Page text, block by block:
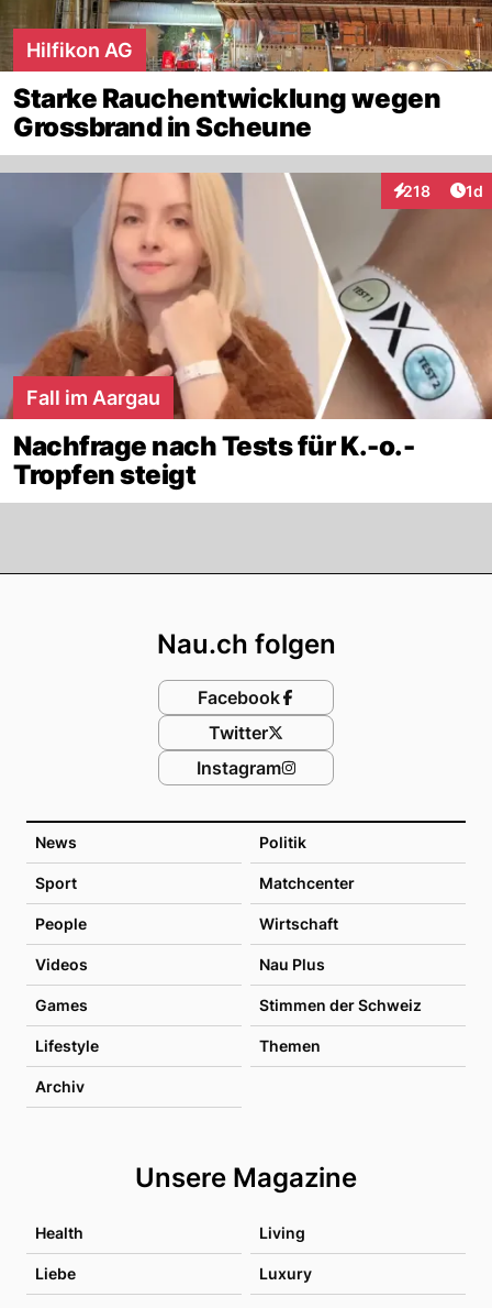
Hilfikon AG
Starke Rauchentwicklung wegen
Grossbrand in Scheune
218
Interaktionen
1d
Fall im Aargau
Nachfrage nach Tests für K.-o.-
Tropfen steigt
News Politik
Sport Matchcenter
People Wirtschaft
Videos Nau Plus
Games Stimmen der Schweiz
Lifestyle Themen
Archiv
Unsere Magazine
Health Living
Liebe Luxury
Nau.ch folgen
Facebook
Twitter
Instagram